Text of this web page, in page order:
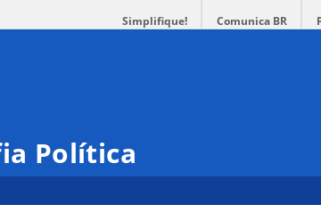
Simplifique! Comunica BR
Política